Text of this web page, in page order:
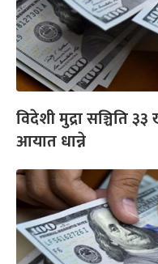
विदेशी मुद्रा सञ्चिति
आयात धान्ने